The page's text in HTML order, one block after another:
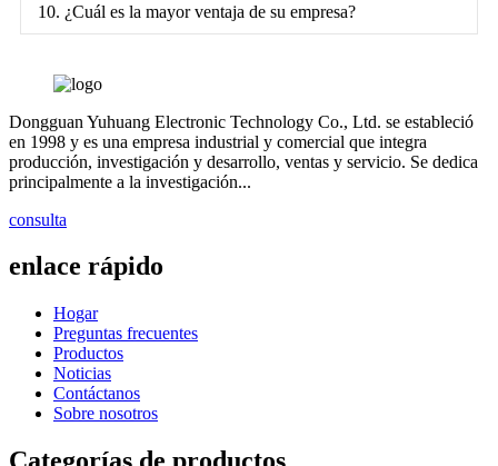
10. ¿Cuál es la mayor ventaja de su empresa?
Dongguan Yuhuang Electronic Technology Co., Ltd. se estableció
en 1998 y es una empresa industrial y comercial que integra
producción, investigación y desarrollo, ventas y servicio. Se dedica
principalmente a la investigación...
consulta
enlace rápido
Hogar
Preguntas frecuentes
Productos
Noticias
Contáctanos
Sobre nosotros